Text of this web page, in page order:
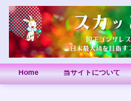
Home 当サイトについて